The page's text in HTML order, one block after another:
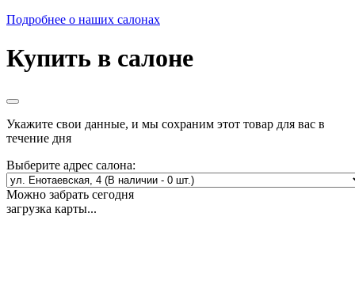
Подробнее о наших салонах
Купить в салоне
Укажите свои данные, и мы сохраним этот товар для вас в
течение дня
Выберите адрес салона:
Можно забрать сегодня
загрузка карты...